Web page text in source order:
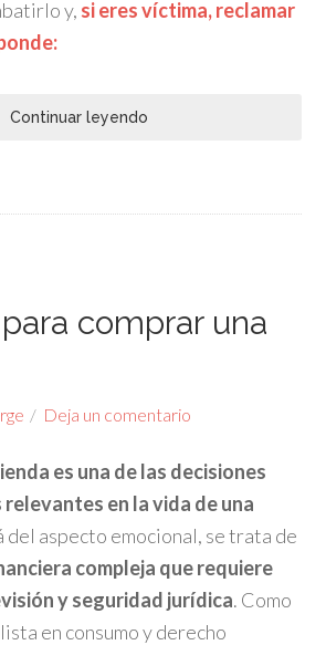
y, si eres víctima, reclamar
Continuar leyendo
comprar una
Deja un comentario
es una de las decisiones
relevantes en la vida de una
del aspecto emocional, se trata de
compleja que requiere
y seguridad jurídica. Como
en consumo y derecho